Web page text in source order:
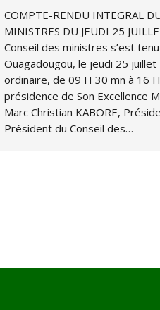
COMPTE-RENDU INTEGRAL
MINISTRES DU JEUDI 25
Conseil des ministres s’est
Ouagadougou, le jeudi 25
ordinaire, de 09 H 30 mn à 16
présidence de Son Excellence
Marc Christian KABORE,
Président du Conseil des…